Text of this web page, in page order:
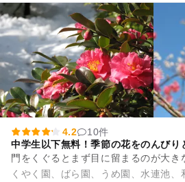
4.2
10件
中学生以下無料！季節の花をのんびり
門をくぐるとまず目に留まるのが大き
くやく園、ばら園、うめ園、水連池